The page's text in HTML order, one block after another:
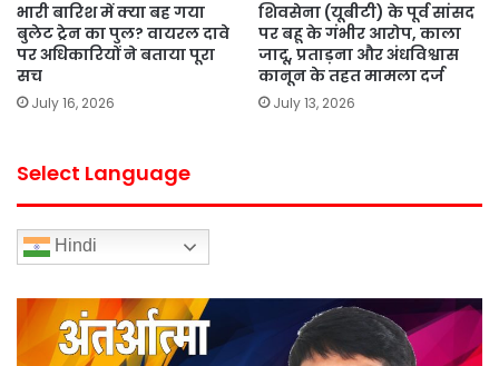
भारी बारिश में क्या बह गया
बुलेट ट्रेन का पुल? वायरल दावे
पर अधिकारियों ने बताया पूरा
सच
July 16, 2026
शिवसेना (यूबीटी) के पूर्व सांसद
पर बहू के गंभीर आरोप, काला
जादू, प्रताड़ना और अंधविश्वास
कानून के तहत मामला दर्ज
July 13, 2026
Select Language
Hindi